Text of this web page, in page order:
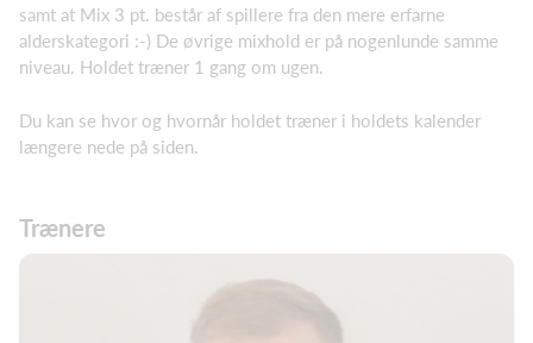
samt at Mix 3 pt. består af spillere fra den mere erfarne
alderskategori :-) De øvrige mixhold er på nogenlunde samme
niveau. Holdet træner 1 gang om ugen.
Du kan se hvor og hvornår holdet træner i holdets kalender
længere nede på siden.
Trænere